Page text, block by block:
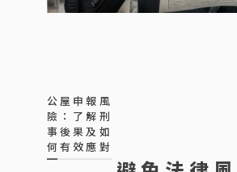
公屋申報風
險：了解刑
事後果及如
何有效應對